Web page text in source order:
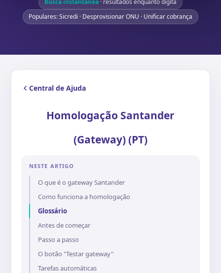
Busca instantânea · resultados enquanto digita
Populares: Sicredi · Desprovisionar ONU · Unificar cobrança
Central de Ajuda
Homologação Santander
(Gateway) (PT)
NESTE ARTIGO
O que é o gateway Santander
Como funciona a homologação
Glossário
Antes de começar
Passo a passo
O botão "Testar gateway"
Tarefas automáticas